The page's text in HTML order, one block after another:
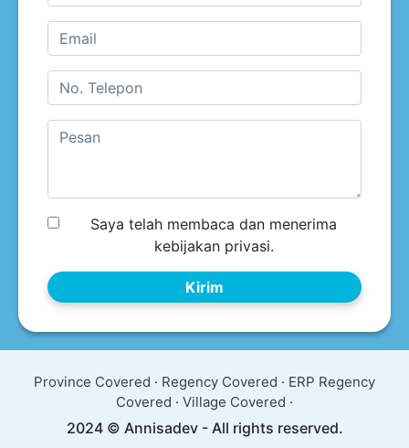
Saya telah membaca dan menerima
kebijakan privasi.
Kirim
Province Covered · Regency Covered · ERP Regency
Covered · Village Covered ·
2024 © Annisadev - All rights reserved.